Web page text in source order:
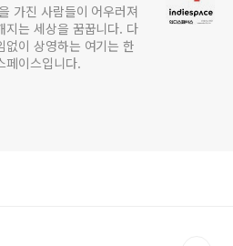
가진 사람들이 어우러져
지는 세상을 꿈꿉니다. 다
없이 상영하는 여기는 한
페이스입니다.